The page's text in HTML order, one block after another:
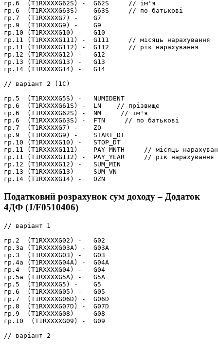
гр.6  (T1RXXXXG62S) -  G62S     // ім'я
гр.6  (T1RXXXXG63S) -  G63S     // по батькові
гр.7  (T1RXXXXG7) -    G7
гр.9  (T1RXXXXG9) -    G9
гр.10 (T1RXXXXG10) -   G10
гр.11 (T1RXXXXG111) -  G111     // місяць нарахування
гр.11 (T1RXXXXG112) -  G112     // рік нарахування
гр.12 (T1RXXXXG12) -   G12
гр.13 (T1RXXXXG13) -   G13
гр.14 (T1RXXXXG14) -   G14
// варіант 2 (1С)
гр.5  (T1RXXXXG5S) -   NUMIDENT
гр.6  (T1RXXXXG61S) -  LN    // прізвище
гр.6  (T1RXXXXG62S) -  NM     // ім'я
гр.6  (T1RXXXXG63S) -  FTN     // по батькові
гр.7  (T1RXXXXG7) -    ZO
гр.9  (T1RXXXXG9) -    START_DT
гр.10 (T1RXXXXG10) -   STOP_DT
гр.11 (T1RXXXXG111) -  PAY_MNTH     // місяць
гр.11 (T1RXXXXG112) -  PAY_YEAR     // рік нарахування
гр.12 (T1RXXXXG12) -   SUM_MIN
гр.13 (T1RXXXXG13) -   SUM_VN
Податковий розрахунок сум доходу – Додаток
4ДФ (J/F0510406)
// варіант 1
гр.2  (T1RXXXXG02) -   G02
гр.3а (T1RXXXXG03A) -  G03A
гр.3  (T1RXXXXG03) -   G03
гр.4а (T1RXXXXG04A) -  G04A
гр.4  (T1RXXXXG04) -   G04
гр.5а (T1RXXXXG5A) -   G5A
гр.5  (T1RXXXXG5) -    G5
гр.6  (T1RXXXXG05) -   G05
гр.7  (T1RXXXXG06D) -  G06D
гр.8  (T1RXXXXG07D) -  G07D
гр.9  (T1RXXXXG08) -   G08
гр.10  (T1RXXXXG09) -  G09
// варіант 2